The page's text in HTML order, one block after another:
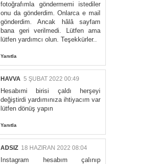
fotoğrafımla göndermemi istediler
onu da gönderdim. Onlarca e mail
gönderdim. Ancak hâlâ sayfam
bana geri verilmedi. Lütfen ama
lütfen yardımcı olun. Teşekkürler..
Yanıtla
HAVVA 5 ŞUBAT 2022 00:49
Hesabımi birisi çaldı herşeyi
değiştirdi yardımınıza ihtiyacım var
lütfen dönüş yapın
Yanıtla
ADSIZ 18 HAZIRAN 2022 08:04
Instagram hesabım çalınıp